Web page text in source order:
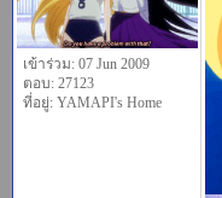
เข้าร่วม: 07 Jun 2009
ตอบ: 27123
ที่อยู่: YAMAPI's Home